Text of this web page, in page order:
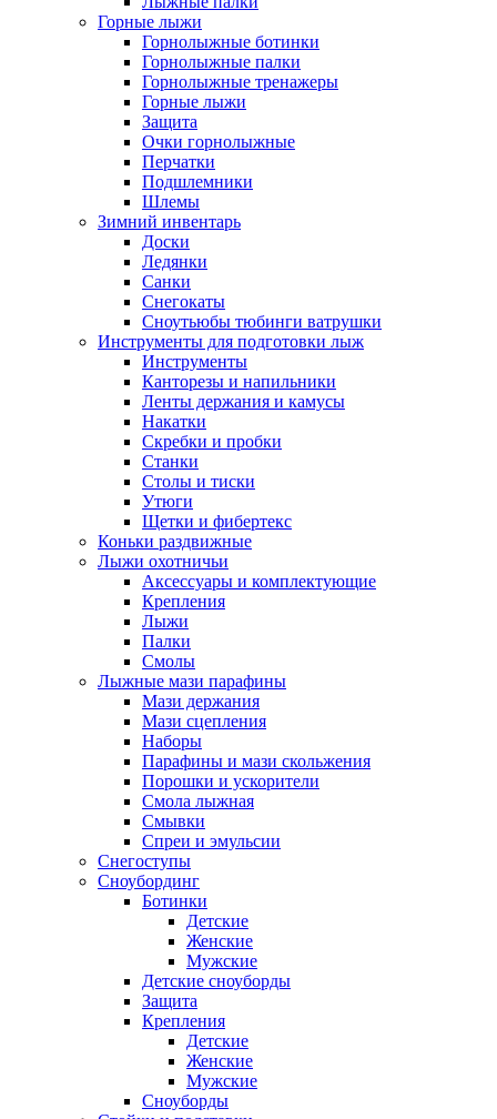
Горные лыжи
Горнoлыжные ботинки
Горнолыжные палки
Горнолыжные тренажеры
Горные лыжи
Защита
Очки горнолыжные
Перчатки
Подшлемники
Шлемы
Зимний инвентарь
Доски
Ледянки
Санки
Снегокаты
Сноутьюбы тюбинги ватрушки
Инструменты для подготовки лыж
Инструменты
Канторезы и напильники
Ленты держания и камусы
Накатки
Скребки и пробки
Станки
Столы и тиски
Утюги
Щетки и фибертекс
Коньки раздвижные
Лыжи охотничьи
Аксессуары и комплектующие
Крепления
Лыжи
Палки
Смолы
Лыжные мази парафины
Мази держания
Мази сцепления
Наборы
Парафины и мази скольжения
Порошки и ускорители
Смола лыжная
Смывки
Спреи и эмульсии
Снегоступы
Сноубординг
Ботинки
Детские
Женские
Мужские
Детские сноуборды
Защита
Крепления
Детские
Женские
Мужские
Сноуборды